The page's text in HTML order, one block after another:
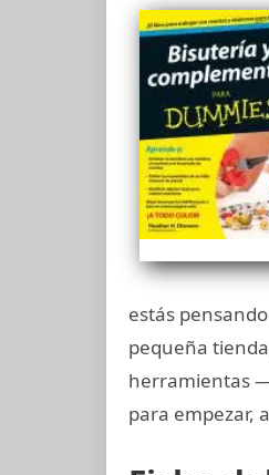
estás
pequeña
herramientas
para empezar,